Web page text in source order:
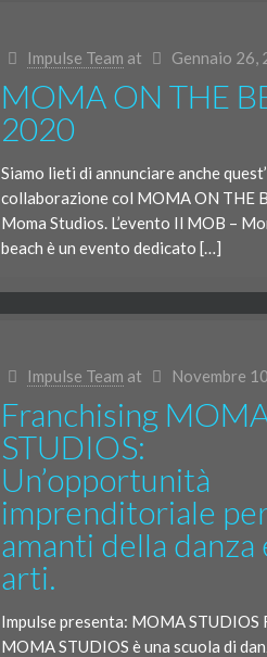
Impulse Team at Gennaio 26,
MOMA ON THE
2020
Siamo lieti di annunciare anche
collaborazione col MOMA ON THE
Moma Studios. L’evento Il MOB –
beach è un evento dedicato […]
Impulse Team at Novembre
Franchising
STUDIOS:
Un’opportunità
imprenditoriale
amanti della danza
arti.
Impulse presenta: MOMA STUDIOS
MOMA STUDIOS è una scuola di